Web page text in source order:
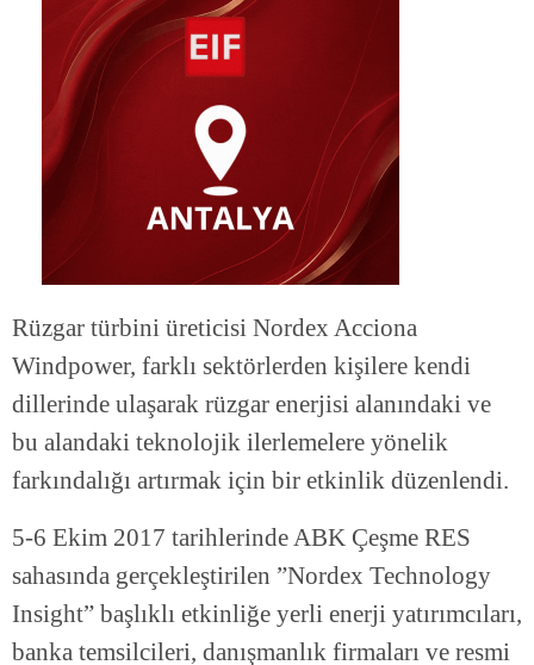
Rüzgar türbini üreticisi Nordex Acciona
Windpower, farklı sektörlerden kişilere kendi
dillerinde ulaşarak rüzgar enerjisi alanındaki ve
bu alandaki teknolojik ilerlemelere yönelik
farkındalığı artırmak için bir etkinlik düzenlendi.
5-6 Ekim 2017 tarihlerinde ABK Çeşme RES
sahasında gerçekleştirilen ”Nordex Technology
Insight” başlıklı etkinliğe yerli enerji yatırımcıları,
banka temsilcileri, danışmanlık firmaları ve resmi